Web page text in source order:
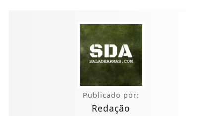
Publicado por:
Redação